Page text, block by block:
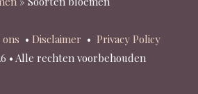
• Disclaimer • Privacy Policy
• Alle rechten voorbehouden